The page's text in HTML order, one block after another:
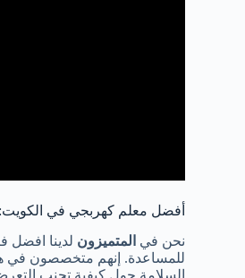
أفضل معلم كهربجي في الكويت:
نحن في المتميزون لدينا افضل
للمساعدة. إنهم متخصصون في